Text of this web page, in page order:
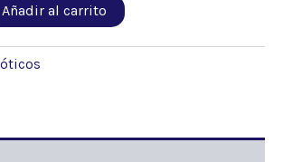
Añadir al carrito